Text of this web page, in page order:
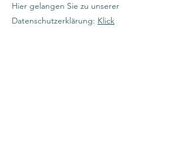
Hier gelangen Sie zu unserer
Datenschutzerklärung: Klick